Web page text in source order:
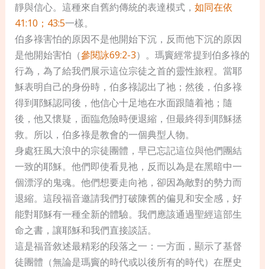
靜與信心。這種來自舊約傳統的表達模式， 如同在依
41:10；43:5一樣。
伯多祿害怕的原因不是他開始下沉，反而他下沉的原因
是他開始害怕（參閱詠69:2-3）。瑪竇經常提到伯多祿的
行為，為了給我們展示這位宗徒之首的靈性旅程。當耶
穌表明自己的身份時，伯多祿認出了祂；然後，伯多祿
得到耶穌認同後，他信心十足地在水面跟隨着祂；隨
後，他又懷疑，面臨危險時便退縮，但最終得到耶穌拯
救。所以，伯多祿是教會的一個典型人物。
身處狂風大浪中的宗徒團體，早已忘記這位與他們團結
一致的耶穌。他們即使看見祂，反而以為是在黑暗中一
個漂浮的鬼魂。他們想要走向祂，卻因為敵對的勢力而
退縮。這段福音邀請我們打破陳舊的偏見和安全感，好
能對耶穌有一種全新的體驗。我們應該通過聖經這部生
命之書，讓耶穌和我們直接談話。
這是福音敘述最精彩的段落之一：一方面，顯示了基督
徒團體（無論是瑪竇的時代或以後所有的時代）在歷史